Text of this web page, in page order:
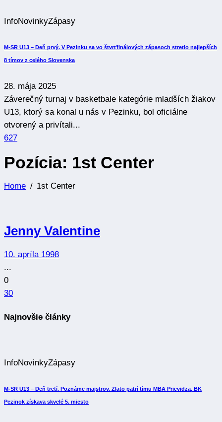
InfoNovinkyZápasy
M-SR U13 – Deň prvý. V Pezinku sa vo štvrťfinálových zápasoch stretlo najlepších
8 tímov z celého Slovenska
28. mája 2025
Záverečný turnaj v basketbale kategórie mladších žiakov
U13, ktorý sa konal u nás v Pezinku, bol oficiálne
otvorený a privítali...
627
Pozícia: 1st Center
Home 1st Center
Jenny Valentine
10. apríla 1998
...
0
30
Najnovšie články
InfoNovinkyZápasy
M-SR U13 – Deň tretí. Poznáme majstrov. Zlato patrí tímu MBA Prievidza, BK
Pezinok získava skvelé 5. miesto